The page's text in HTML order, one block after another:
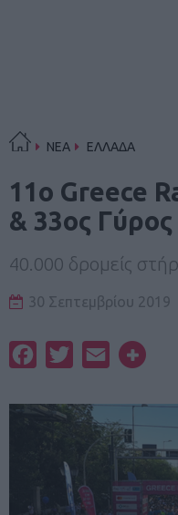
ΝΕΑ ΕΛΛΑΔΑ
11ο Greece
& 33ος
40.000 δρομείς
30 Σεπτεμβρίου 2019
FacebookTwitterEmail